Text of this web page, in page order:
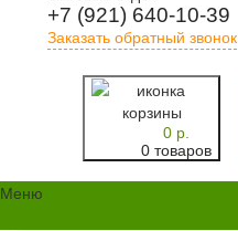
+7 (921) 640-10-39
Заказать обратный звонок
0 р.
0 товаров
Меню